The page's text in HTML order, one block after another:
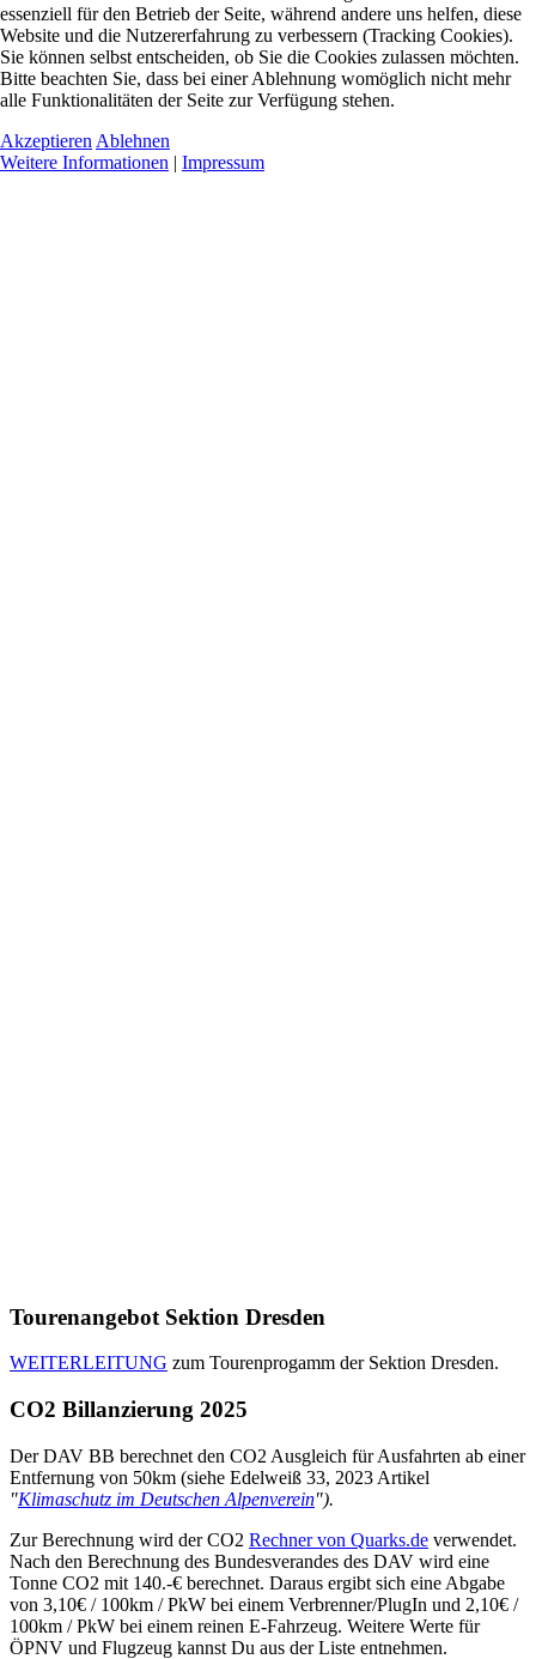
Tourenangebot Sektion Dresden
WEITERLEITUNG zum Tourenprogamm der Sektion Dresden.
CO2 Billanzierung 2025
Der DAV BB berechnet den CO2 Ausgleich für Ausfahrten ab einer
Entfernung von 50km (siehe Edelweiß 33, 2023 Artikel
"Klimaschutz im Deutschen Alpenverein").
Zur Berechnung wird der CO2 Rechner von Quarks.de verwendet.
Nach den Berechnung des Bundesverandes des DAV wird eine
Tonne CO2 mit 140.-€ berechnet. Daraus ergibt sich eine Abgabe
von 3,10€ / 100km / PkW bei einem Verbrenner/PlugIn und 2,10€ /
100km / PkW bei einem reinen E-Fahrzeug. Weitere Werte für
ÖPNV und Flugzeug kannst Du aus der Liste entnehmen.
essenziell für den Betrieb der Seite, während andere uns helfen, diese
Website und die Nutzererfahrung zu verbessern (Tracking Cookies).
Sie können selbst entscheiden, ob Sie die Cookies zulassen möchten.
Bitte beachten Sie, dass bei einer Ablehnung womöglich nicht mehr
alle Funktionalitäten der Seite zur Verfügung stehen.
Akzeptieren Ablehnen
Weitere Informationen | Impressum